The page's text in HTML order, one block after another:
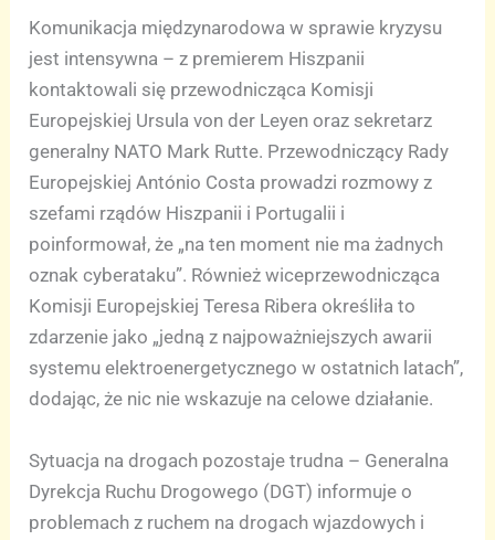
Komunikacja międzynarodowa w sprawie kryzysu
jest intensywna – z premierem Hiszpanii
kontaktowali się przewodnicząca Komisji
Europejskiej Ursula von der Leyen oraz sekretarz
generalny NATO Mark Rutte. Przewodniczący Rady
Europejskiej António Costa prowadzi rozmowy z
szefami rządów Hiszpanii i Portugalii i
poinformował, że „na ten moment nie ma żadnych
oznak cyberataku”. Również wiceprzewodnicząca
Komisji Europejskiej Teresa Ribera określiła to
zdarzenie jako „jedną z najpoważniejszych awarii
systemu elektroenergetycznego w ostatnich latach”,
dodając, że nic nie wskazuje na celowe działanie.
Sytuacja na drogach pozostaje trudna – Generalna
Dyrekcja Ruchu Drogowego (DGT) informuje o
problemach z ruchem na drogach wjazdowych i